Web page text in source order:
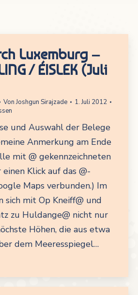
Luxemburg –
/ ÉISLEK (Juli
VonJoshgun Sirajzade
1. Juli 2012
und Auswahl der Belege
Anmerkung am Ende
mit @ gekennzeichneten
Klick auf das @-
Maps verbunden.) Im
sich mit Op Kneiff@ und
zu Huldange@ nicht nur
Höhen, die aus etwa
dem Meeresspiegel…